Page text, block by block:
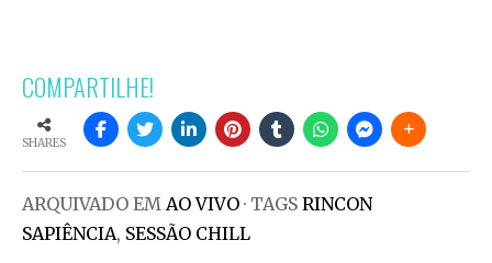
COMPARTILHE!
SHARES
ARQUIVADO EM AO VIVO · TAGS RINCON
SAPIÊNCIA, SESSÃO CHILL